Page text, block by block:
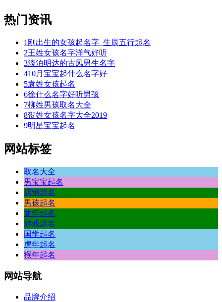
热门资讯
1 刚出生的女孩起名字_生辰五行起名
2王姓女孩名字洋气好听
3淡泊明达的古风男生名字
410月宝宝起什么名字好
5袁姓女孩起名
6徐什么名字好听男孩
7柳姓男孩取名大全
8贺姓女孩名字大全2019
9明星宝宝起名
网站标签
取名大全
男宝宝起名
店铺起名
男孩起名
龙年起名
游戏起名
国学起名
虎年起名
猴年起名
网站导航
品牌介绍